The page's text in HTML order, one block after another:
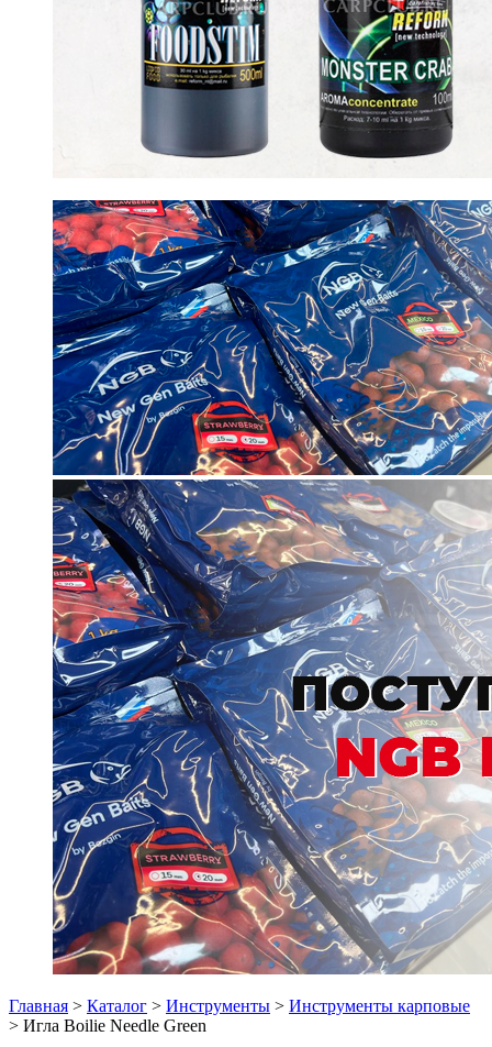
Главная > Каталог > Инструменты > Инструменты карповые
> Игла Boilie Needle Green